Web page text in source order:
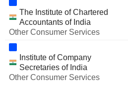
The Institute of Chartered
Accountants of India
Other Consumer Services
Institute of Company
Secretaries of India
Other Consumer Services